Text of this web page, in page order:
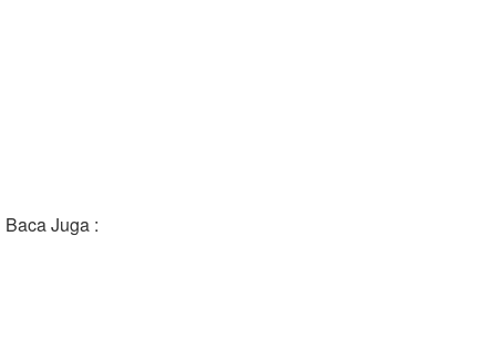
Baca Juga :